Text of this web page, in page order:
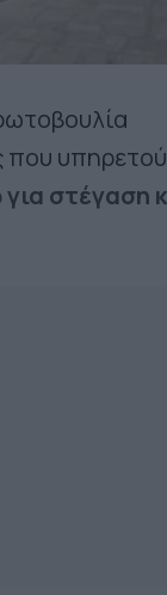
που
στέγαση